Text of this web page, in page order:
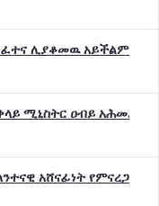
ፈተና ሊያቆመዉ አይችልም"-
ሚኒስትር ዐብይ አሕመድ (ዶ/
አሸናፊነት